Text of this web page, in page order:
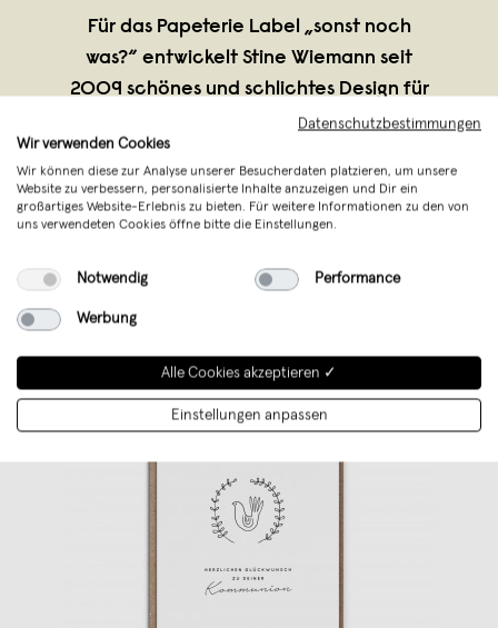
Für das Papeterie Label „sonst noch
was?“ entwickelt Stine Wiemann seit
2009 schönes und schlichtes Design für
(fast) alle Anlässe des täglichen Lebens:
Von der Geburtsanzeige über die
Hochzeitseinladung bis hin zur
Trauerkarte. Mit einem ...
Datenschutzbestimmungen
Wir verwenden Cookies
Wir können diese zur Analyse unserer Besucherdaten platzieren, um unsere
Website zu verbessern, personalisierte Inhalte anzuzeigen und Dir ein
großartiges Website-Erlebnis zu bieten. Für weitere Informationen zu den von
uns verwendeten Cookies öffne bitte die Einstellungen.
Notwendig Performance
Werbung
Alle Cookies akzeptieren ✓
Einstellungen anpassen